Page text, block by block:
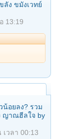
ลัง ขมังเวทย์
13:19
น้อยลง? รวม
ญาณฮีลใจ by
เวลา 00:13